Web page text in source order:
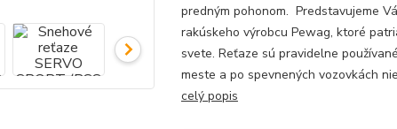
predným pohonom. Predstavujeme
rakúskeho výrobcu Pewag, ktoré
svete. Reťaze sú pravidelne
meste a po spevnených vozovkách
celý popis